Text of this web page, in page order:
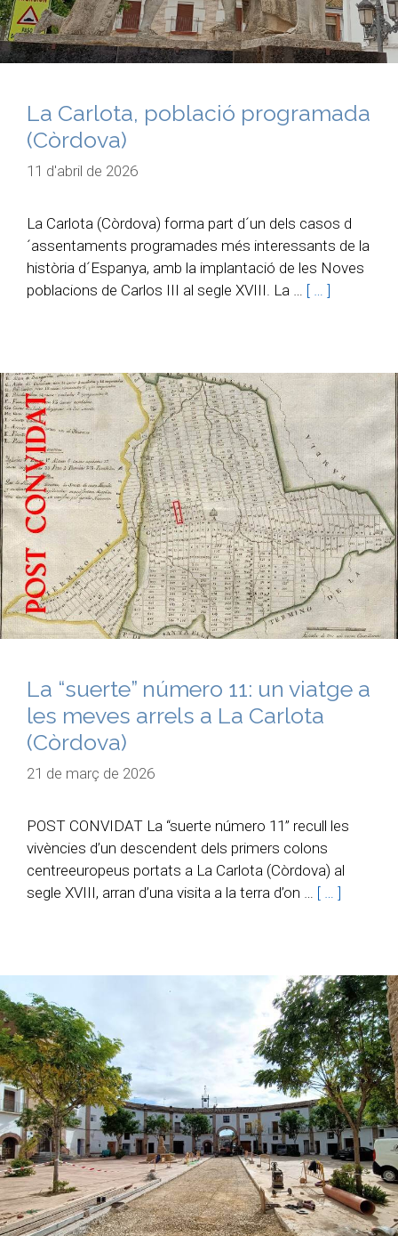
La Carlota, població programada
(Còrdova)
11 d'abril de 2026
La Carlota (Còrdova) forma part d´un dels casos d
´assentaments programades més interessants de la
història d´Espanya, amb la implantació de les Noves
poblacions de Carlos III al segle XVIII. La … [ … ]
La “suerte” número 11: un viatge a
les meves arrels a La Carlota
(Còrdova)
21 de març de 2026
POST CONVIDAT La “suerte número 11” recull les
vivències d’un descendent dels primers colons
centreeuropeus portats a La Carlota (Còrdova) al
segle XVIII, arran d’una visita a la terra d’on … [ … ]